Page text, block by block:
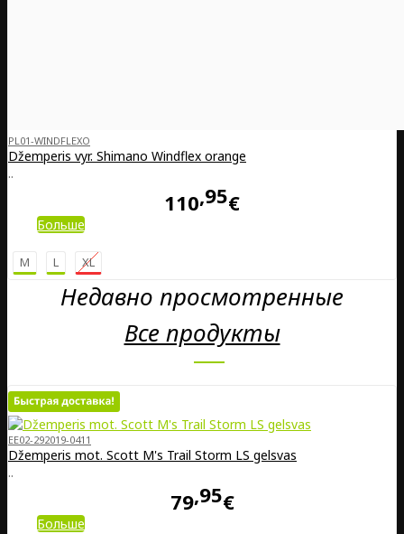
PL01-WINDFLEXO
Džemperis vyr. Shimano Windflex orange
..
110 95€
Больше
M L XL
Недавно просмотренные
Все продукты
EE02-292019-0411
Džemperis mot. Scott M's Trail Storm LS gelsvas
..
79 95€
Больше